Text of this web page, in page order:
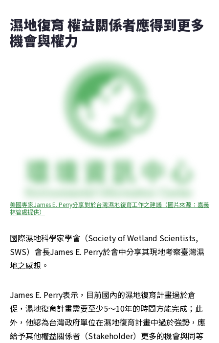
濕地復育 權益關係者應得到更多
機會與權力
美國專家James E. Perry分享對於台灣濕地復育工作之建議（圖片來源：嘉義
林管處提供）
國際濕地科學家學會（Society of Wetland Scientists,
SWS）會長James E. Perry於會中分享其現地考察臺灣濕
地之感想。
James E. Perry表示，目前國內的濕地復育計畫過於倉
促，濕地復育計畫需要至少5～10年的時間方能完成；此
外，他認為台灣政府單位在濕地復育計畫中過於強勢，應
給予其他權益關係者（Stakeholder）更多的機會與同等